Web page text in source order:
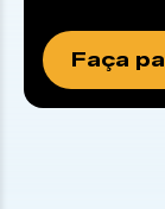
Faça